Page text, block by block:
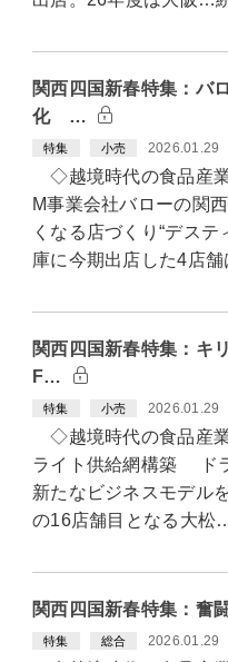
関西四国新春特集：バ
化 …
特集 小売 2026.01.29
◇越境時代の食品産
M事業会社バローの関
くなる店づくり“デス
庫に今期出店した4店
関西四国新春特集：
F…
特集 小売 2026.01.29
◇越境時代の食品産
ライト供給網構築 ド
新たなビジネスモデル
の16店舗目となる大松
関西四国新春特集：奮
特集 総合 2026.01.29